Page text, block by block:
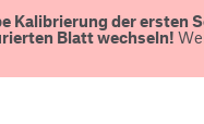
Kalibrierung der ersten
Blatt wechseln!